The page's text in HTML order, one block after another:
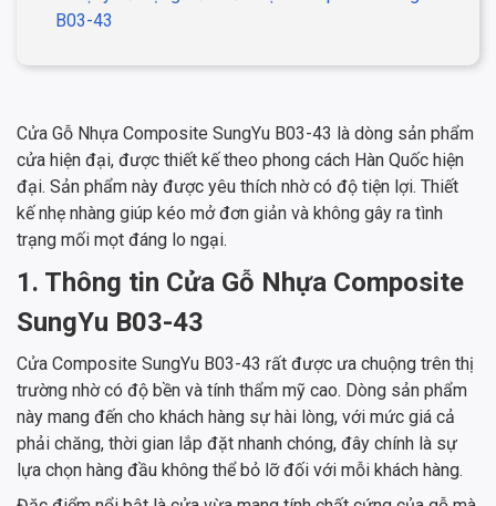
B03-43
Cửa Gỗ Nhựa Composite SungYu B03-43 là dòng sản phẩm
cửa hiện đại, được thiết kế theo phong cách Hàn Quốc hiện
đại. Sản phẩm này được yêu thích nhờ có độ tiện lợi. Thiết
kế nhẹ nhàng giúp kéo mở đơn giản và không gây ra tình
trạng mối mọt đáng lo ngại.
1. Thông tin Cửa Gỗ Nhựa Composite
SungYu B03-43
Cửa Composite SungYu B03-43 rất được ưa chuộng trên thị
trường nhờ có độ bền và tính thẩm mỹ cao. Dòng sản phẩm
này mang đến cho khách hàng sự hài lòng, với mức giá cả
phải chăng, thời gian lắp đặt nhanh chóng, đây chính là sự
lựa chọn hàng đầu không thể bỏ lỡ đối với mỗi khách hàng.